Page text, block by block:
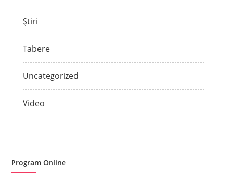
Știri
Tabere
Uncategorized
Video
Program Online